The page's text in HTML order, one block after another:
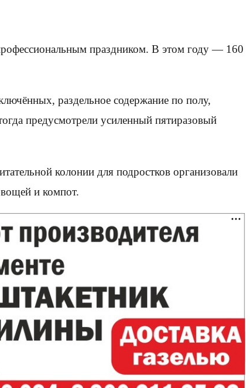
праздником. В этом году — 160
раздельное содержание по полу,
предусмотрели усиленный пятиразовый
колонии для подростков организовали
и компот.